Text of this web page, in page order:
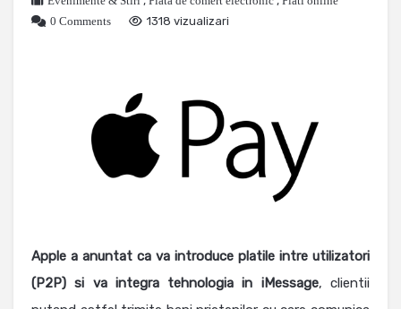
0 Comments
1318 vizualizari
Apple a anuntat ca va introduce platile intre utilizatori
(P2P) si va integra tehnologia in iMessage, clientii